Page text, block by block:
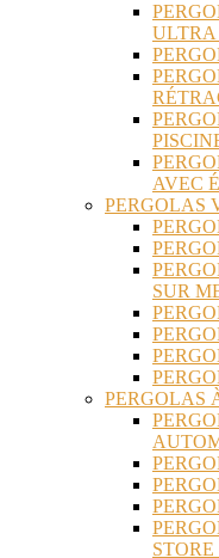
ULTRA
AVEC
PERGOLAS
SUR
PERGOLAS
STORE